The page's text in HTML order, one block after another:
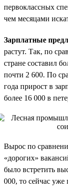
первоклассных
чем месяцами
Зарплатные
растут. Так, по
стране составил
почти 2 600. По
года прирост в
более 16 000 в
Вырос по
«дорогих»
было встретить
000, то сейчас